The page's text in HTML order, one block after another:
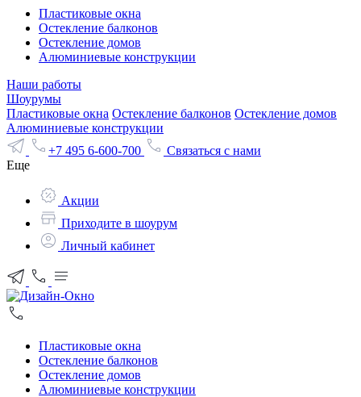
Пластиковые окна
Остекление балконов
Остекление домов
Алюминиевые конструкции
Наши работы
Шоурумы
Пластиковые окна Остекление балконов Остекление домов
Алюминиевые конструкции
+7 495 6-600-700
Связаться с нами
Еще
Акции
Приходите в шоурум
Личный кабинет
Пластиковые окна
Остекление балконов
Остекление домов
Алюминиевые конструкции